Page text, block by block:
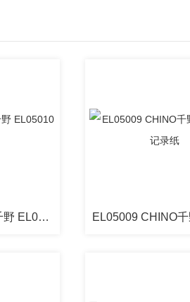
EL05010 CHINO千野 EL05010记录纸